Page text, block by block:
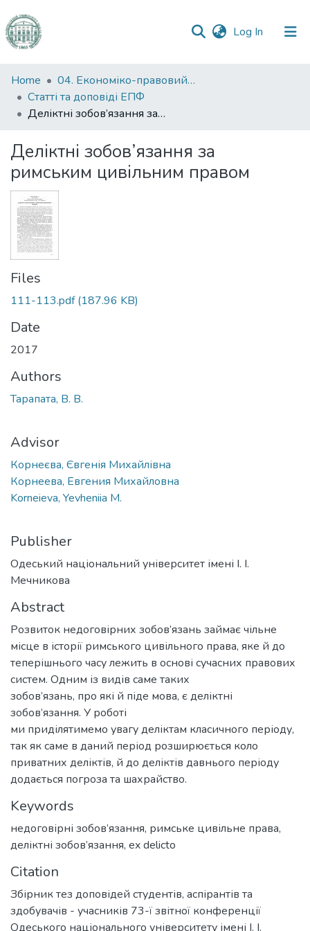
Log In (current)
Communities
&
Collections
Statistics
Home
04. Економіко-правовий факультет
Статті та доповіді ЕПФ
Деліктні зобов’язання за римським цивільним правом
Деліктні зобов’язання за
римським цивільним правом
Files
111-113.pdf(187.96 KB)
Date
2017
Authors
Тарапата, В. В.
Advisor
Корнеєва, Євгенія Михайлівна
Корнеева, Евгения Михайловна
Korneieva, Yevheniia M.
Publisher
Одеський національний університет імені І. І.
Мечникова
Abstract
Розвиток недоговірних зобов’язань займає чільне
місце в історії римського цивільного права, яке й до
теперішнього часу лежить в основі сучасних правових
систем. Одним із видів саме таких
зобов’язань, про які й піде мова, є деліктні
зобов’язання. У роботі
ми приділятимемо увагу деліктам класичного періоду,
так як саме в даний період розширюється коло
приватних деліктів, й до деліктів давнього періоду
додається погроза та шахрайство.
Keywords
недоговірні зобов’язання, римське цивільне права,
деліктні зобов’язання, ex delicto
Citation
Збірник тез доповідей студентів, аспірантів та
здобувачів - учасників 73-ї звітної конференції
Одеського національного університету імені І. І.